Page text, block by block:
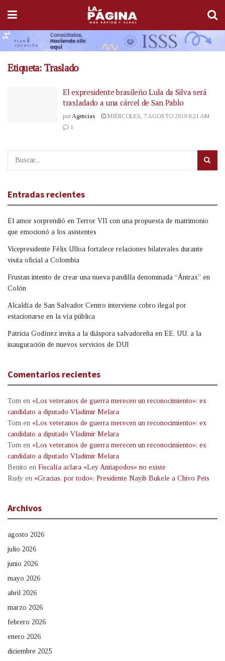
Etiqueta: Traslado
El expresidente brasileño Lula da Silva será
trasladado a una cárcel de San Pablo
por Agencias
MIÉRCOLES, 7 AGOSTO 2019 8:21 AM
1
Entradas recientes
El amor sorprendió en Terror VII con una propuesta de matrimonio
que emocionó a los asistentes
Vicepresidente Félix Ulloa fortalece relaciones bilaterales durante
visita oficial a Colombia
Frustan intento de crear una nueva pandilla denominada “Ántrax” en
Colón
Alcaldía de San Salvador Centro interviene cobro ilegal por
estacionarse en la vía pública
Patricia Godínez invita a la diáspora salvadoreña en EE. UU. a la
inauguración de nuevos servicios de DUI
Comentarios recientes
Tom en «Los veteranos de guerra merecen un reconocimiento»: ex
candidato a diputado Vladimir Melara
Tom en «Los veteranos de guerra merecen un reconocimiento»: ex
candidato a diputado Vladimir Melara
Tom en «Los veteranos de guerra merecen un reconocimiento»: ex
candidato a diputado Vladimir Melara
Benito en Fiscalía aclara «Ley Antiapodos» no existe
Rudy en «Gracias, por todo»: Presidente Nayib Bukele a Chivo Pets
Archivos
agosto 2026
julio 2026
junio 2026
mayo 2026
abril 2026
marzo 2026
febrero 2026
enero 2026
diciembre 2025